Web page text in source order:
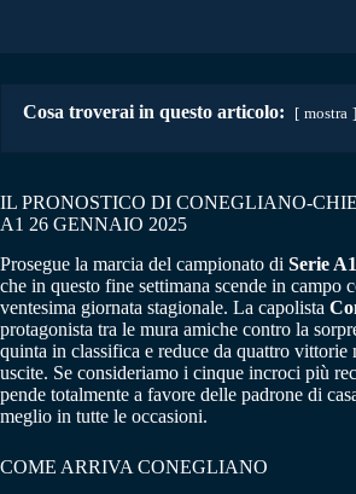
Cosa troverai in questo articolo: mostra
IL PRONOSTICO DI CONEGLIANO-
A1 26 GENNAIO 2025
Prosegue la marcia del campionato di Serie
che in questo fine settimana scende in campo
ventesima giornata stagionale. La capolista
protagonista tra le mura amiche contro la
quinta in classifica e reduce da quattro vittorie
uscite. Se consideriamo i cinque incroci più
pende totalmente a favore delle padrone di
meglio in tutte le occasioni.
COME ARRIVA CONEGLIANO